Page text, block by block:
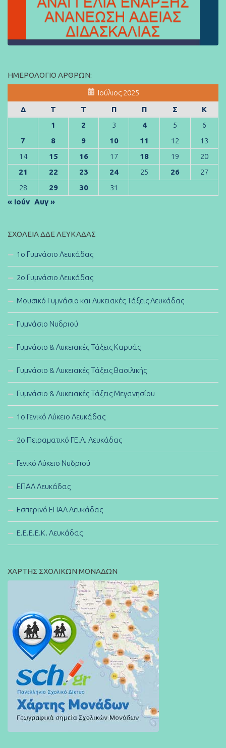
ΗΜΕΡΟΛΌΓΙΟ ΆΡΘΡΩΝ:
Ιούλιος 2025
Δ
Τ Τ Π Π Σ
Κ
1
2 3 4 5
6
7
8 9 10 11 12
13
14
15 16 17 18 19
20
21
22 23 24 25 26
27
28
29 30
31
« Ιούν Αυγ »
ΣΧΟΛΕΊΑ ΔΔΕ ΛΕΥΚΆΔΑΣ
1ο Γυμνάσιο Λευκάδας
2ο Γυμνάσιο Λευκάδας
Μουσικό Γυμνάσιο και Λυκειακές Τάξεις Λευκάδας
Γυμνάσιο Νυδριού
Γυμνάσιο & Λυκειακές Τάξεις Καρυάς
Γυμνάσιο & Λυκειακές Τάξεις Βασιλικής
Γυμνάσιο & Λυκειακές Τάξεις Μεγανησίου
1ο Γενικό Λύκειο Λευκάδας
2ο Πειραματικό ΓΕ.Λ. Λευκάδας
Γενικό Λύκειο Νυδριού
ΕΠΑΛ Λευκάδας
Εσπερινό ΕΠΑΛ Λευκάδας
E.E.E.E.K. Λευκάδας
ΧΑΡΤΗΣ ΣΧΟΛΙΚΩΝ ΜΟΝΑΔΩΝ